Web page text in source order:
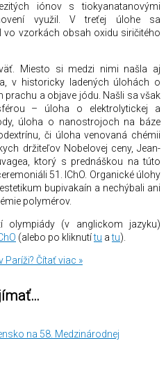
iónov s tiokyanatanovými
využil. V treťej úlohe sa
vzorkách obsah oxidu siričitého
Miesto si medzi nimi našla aj
v historicky ladených úlohách o
a objave jódu. Našli sa však
– úloha o elektrolytickej a
úloha o nanostrojoch na báze
či úloha venovaná chémii
držiteľov Nobelovej ceny, Jean-
ktorý s prednáškou na túto
51. IChO. Organické úlohy
bupivakaín a nechýbali ani
polymérov.
olympiády (v anglickom jazyku)
(alebo po kliknutítu atu).
Paríži? Čítať viac »
na 58. Medzinárodnej